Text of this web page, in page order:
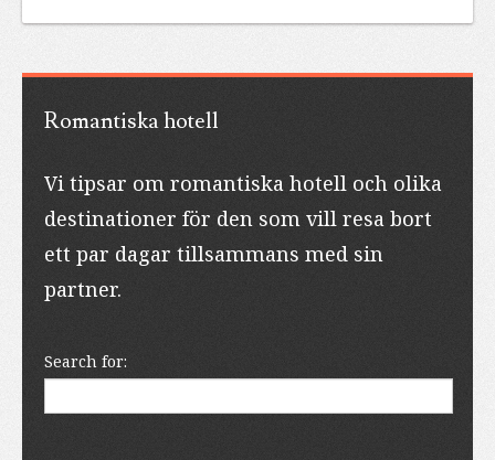
Romantiska hotell
Vi tipsar om romantiska hotell och olika
destinationer för den som vill resa bort
ett par dagar tillsammans med sin
partner.
Search for: